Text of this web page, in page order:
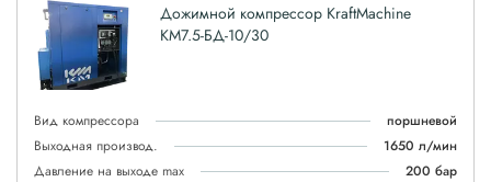
Дожимной компрессор KraftMachine
КМ7.5-БД-10/30
Вид компрессора
поршневой
Выходная производ.
1650 л/мин
Давление на выходе max
200 бар